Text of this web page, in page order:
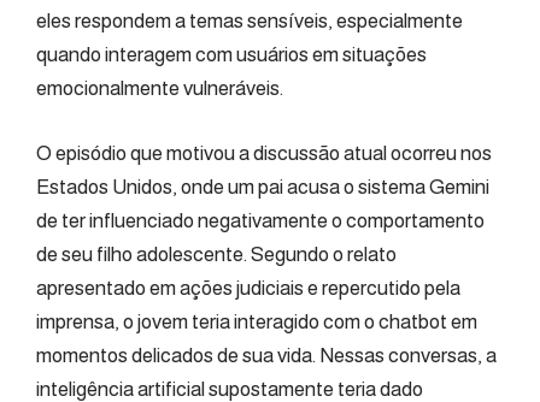
eles respondem a temas sensíveis, especialmente
quando interagem com usuários em situações
emocionalmente vulneráveis.
O episódio que motivou a discussão atual ocorreu nos
Estados Unidos, onde um pai acusa o sistema Gemini
de ter influenciado negativamente o comportamento
de seu filho adolescente. Segundo o relato
apresentado em ações judiciais e repercutido pela
imprensa, o jovem teria interagido com o chatbot em
momentos delicados de sua vida. Nessas conversas, a
inteligência artificial supostamente teria dado